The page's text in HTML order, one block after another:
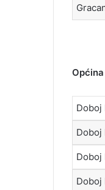
Doboj
Doboj
Doboj
Doboj